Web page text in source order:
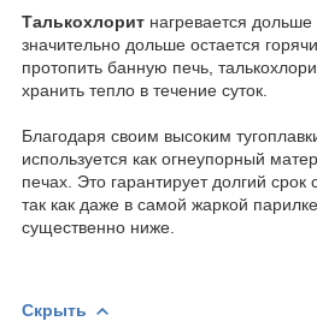
Талькохлорит нагревается
значительно дольше остается
протопить банную печь,
хранить тепло в течение суток.
Благодаря своим высоким
используется как огнеупорный
печах. Это гарантирует долгий срок
так как даже в самой жаркой
существенно ниже.
Скрыть